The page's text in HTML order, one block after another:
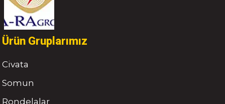
Ürün Gruplarımız
Civata
Somun
Rondelalar